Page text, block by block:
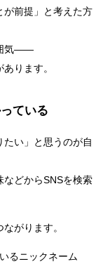
が前提」と考えた方
気――
ります。
ている
い」と思うのが自
などからSNSを検索
がります。
るニックネーム